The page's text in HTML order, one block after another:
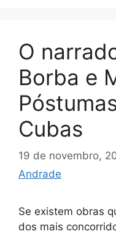
O
Borba e
Cubas
19 de novembro,
Andrade
Se existem obras
dos mais